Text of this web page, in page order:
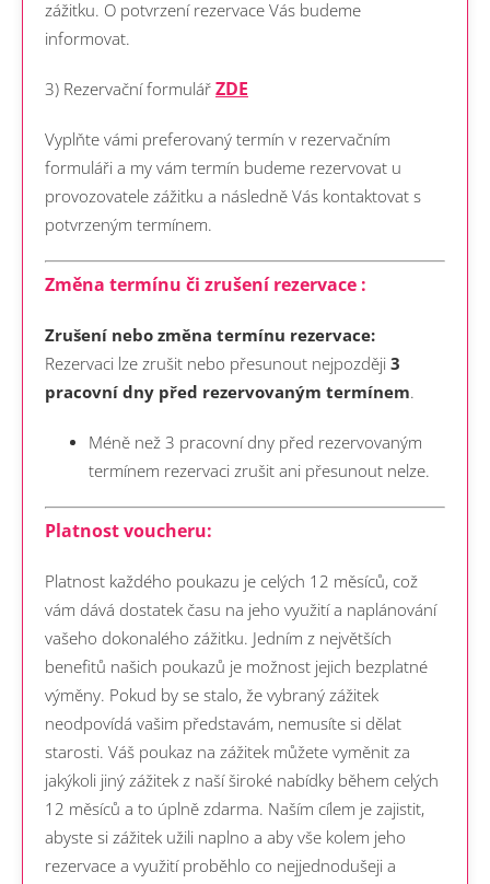
zážitku. O potvrzení rezervace Vás budeme
informovat.
3) Rezervační formulář ZDE
Vyplňte vámi preferovaný termín v rezervačním
formuláři a my vám termín budeme rezervovat u
provozovatele zážitku a následně Vás kontaktovat s
potvrzeným termínem.
Změna termínu či zrušení rezervace :
Zrušení nebo změna termínu rezervace:
Rezervaci lze zrušit nebo přesunout nejpozději 3
pracovní dny před rezervovaným termínem.
Méně než 3 pracovní dny před rezervovaným
termínem rezervaci zrušit ani přesunout nelze.
Platnost voucheru:
Platnost každého poukazu je celých 12 měsíců, což
vám dává dostatek času na jeho využití a naplánování
vašeho dokonalého zážitku. Jedním z největších
benefitů našich poukazů je možnost jejich bezplatné
výměny. Pokud by se stalo, že vybraný zážitek
neodpovídá vašim představám, nemusíte si dělat
starosti. Váš poukaz na zážitek můžete vyměnit za
jakýkoli jiný zážitek z naší široké nabídky během celých
12 měsíců a to úplně zdarma. Naším cílem je zajistit,
abyste si zážitek užili naplno a aby vše kolem jeho
rezervace a využití proběhlo co nejjednodušeji a